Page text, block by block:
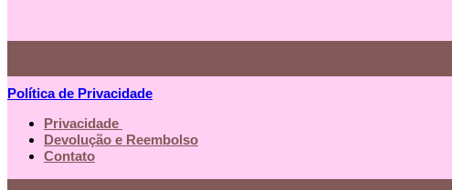
Política de Privacidade
Privacidade
Devolução e Reembolso
Contato